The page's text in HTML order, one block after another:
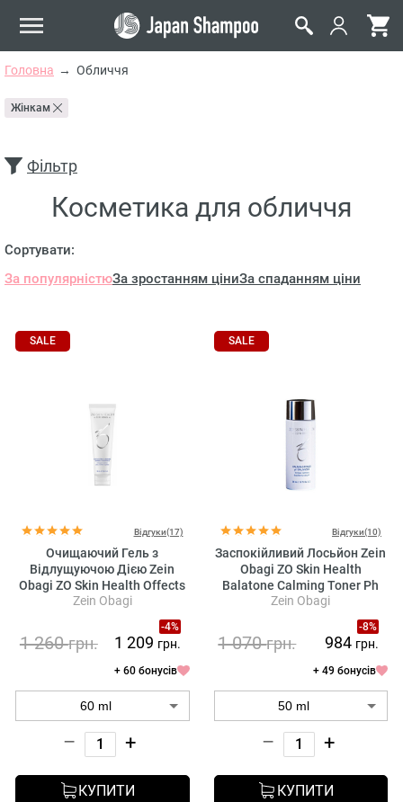
Головна Обличчя
Жінкам
Фільтр
Косметика для обличчя
Сортувати:
За популярністюЗа зростанням ціниЗа спаданням ціни
SALE
Відгуки(17)
Очищаючий Гель з
Відлущуючою Дією Zein
Obagi ZO Skin Health Offects
Exfoliating Cleanser
Zein Obagi
-4%
1 260грн. 1 209 грн.
+ 60 бонусів
– +
КУПИТИ
SALE
Відгуки(10)
Заспокійливий Лосьйон Zein
Obagi ZO Skin Health
Balatone Calming Toner Ph
Balancer
Zein Obagi
-8%
1 070грн. 984 грн.
+ 49 бонусів
– +
КУПИТИ